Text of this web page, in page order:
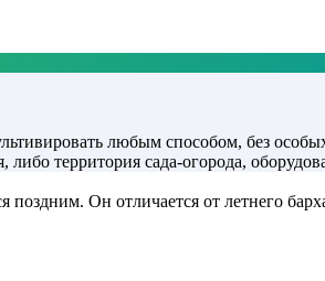
любым способом, без
территория сада-огорода,
Он отличается от летнего